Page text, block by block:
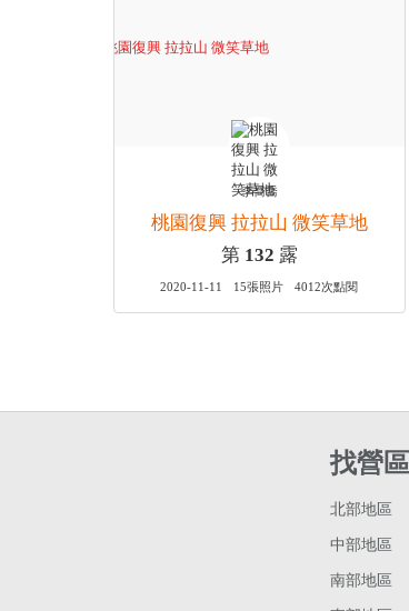
李喬喬
桃園復興 拉拉山 微笑草地
第 132 露
2020-11-11 15張照片 4012次點閱
找營區
北部地區
中部地區
南部地區